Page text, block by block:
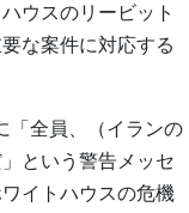
ウスのリービット
な案件に対応する
「全員、（イランの
という警告メッセ
イトハウスの危機